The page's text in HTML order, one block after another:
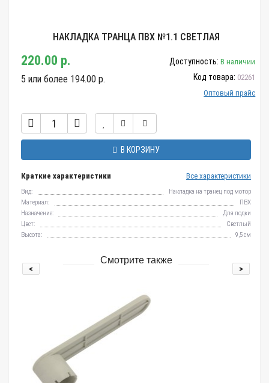
НАКЛАДКА ТРАНЦА ПВХ №1.1 СВЕТЛАЯ
220.00 р.
5 или более 194.00 р.
Доступность: В наличии
Код товара: 02261
Оптовый прайс
В КОРЗИНУ
Краткие характеристики Все характеристики
Вид:
Накладка на транец под мотор
Материал:
ПВХ
Назначение:
Для лодки
Цвет:
Светлый
Высота:
9,5 см
Смотрите также
< >